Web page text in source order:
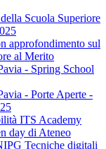
Scuola Superiore
approfondimento sul
al Merito
- Spring School
- Porte Aperte -
ITS Academy
day di Ateneo
Tecniche digitali